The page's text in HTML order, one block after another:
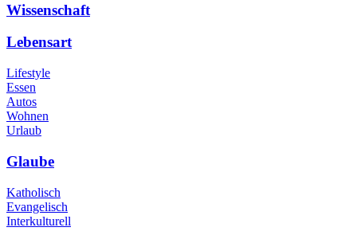
Wissenschaft
Lebensart
Lifestyle
Essen
Autos
Wohnen
Urlaub
Glaube
Katholisch
Evangelisch
Interkulturell